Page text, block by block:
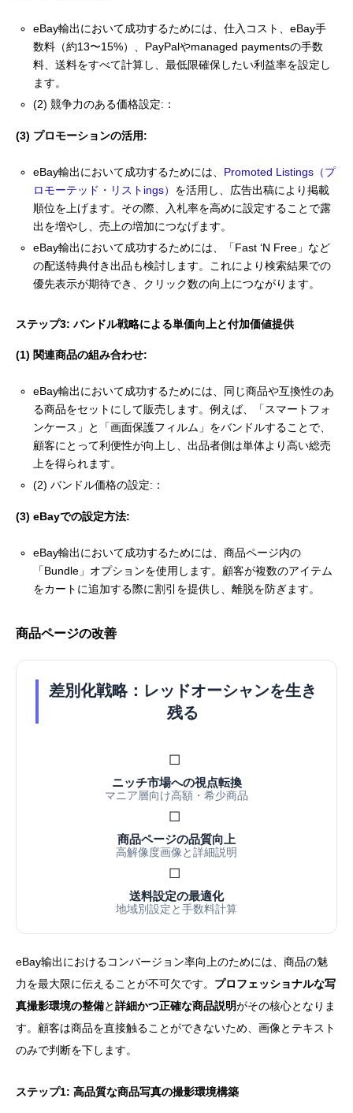
eBay輸出において成功するためには、仕入コスト、eBay手
数料（約13〜15%）、PayPalやmanaged paymentsの手数
料、送料をすべて計算し、最低限確保したい利益率を設定し
ます。
(2) 競争力のある価格設定:：
(3) プロモーションの活用:
eBay輸出において成功するためには、 Promoted Listings（プ
ロモーテッド・リストings） を活用し、広告出稿により掲載
順位を上げます。その際、入札率を高めに設定することで露
出を増やし、売上の増加につなげます。
eBay輸出において成功するためには、「Fast ‘N Free」など
の配送特典付き出品も検討します。これにより検索結果での
優先表示が期待でき、クリック数の向上につながります。
ステップ3: バンドル戦略による単価向上と付加価値提供
(1) 関連商品の組み合わせ:
eBay輸出において成功するためには、同じ商品や互換性のあ
る商品をセットにして販売します。例えば、「スマートフォ
ンケース」と「画面保護フィルム」をバンドルすることで、
顧客にとって利便性が向上し、出品者側は単体より高い総売
上を得られます。
(2) バンドル価格の設定:：
(3) eBayでの設定方法:
eBay輸出において成功するためには、商品ページ内の
「Bundle」オプションを使用します。顧客が複数のアイテム
をカートに追加する際に割引を提供し、離脱を防ぎます。
商品ページの改善
差別化戦略：レッドオーシャンを生き
残る
☐
ニッチ市場への視点転換
マニア層向け高額・希少商品
☐
商品ページの品質向上
高解像度画像と詳細説明
☐
送料設定の最適化
地域別設定と手数料計算
eBay输出におけるコンバージョン率向上のためには、商品の魅
力を最大限に伝えることが不可欠です。 プロフェッショナルな写
真撮影環境の整備と詳細かつ正確な商品説明がその核心となりま
す。顧客は商品を直接触ることができないため、画像とテキスト
のみで判断を下します。
ステップ1: 高品質な商品写真の撮影環境構築